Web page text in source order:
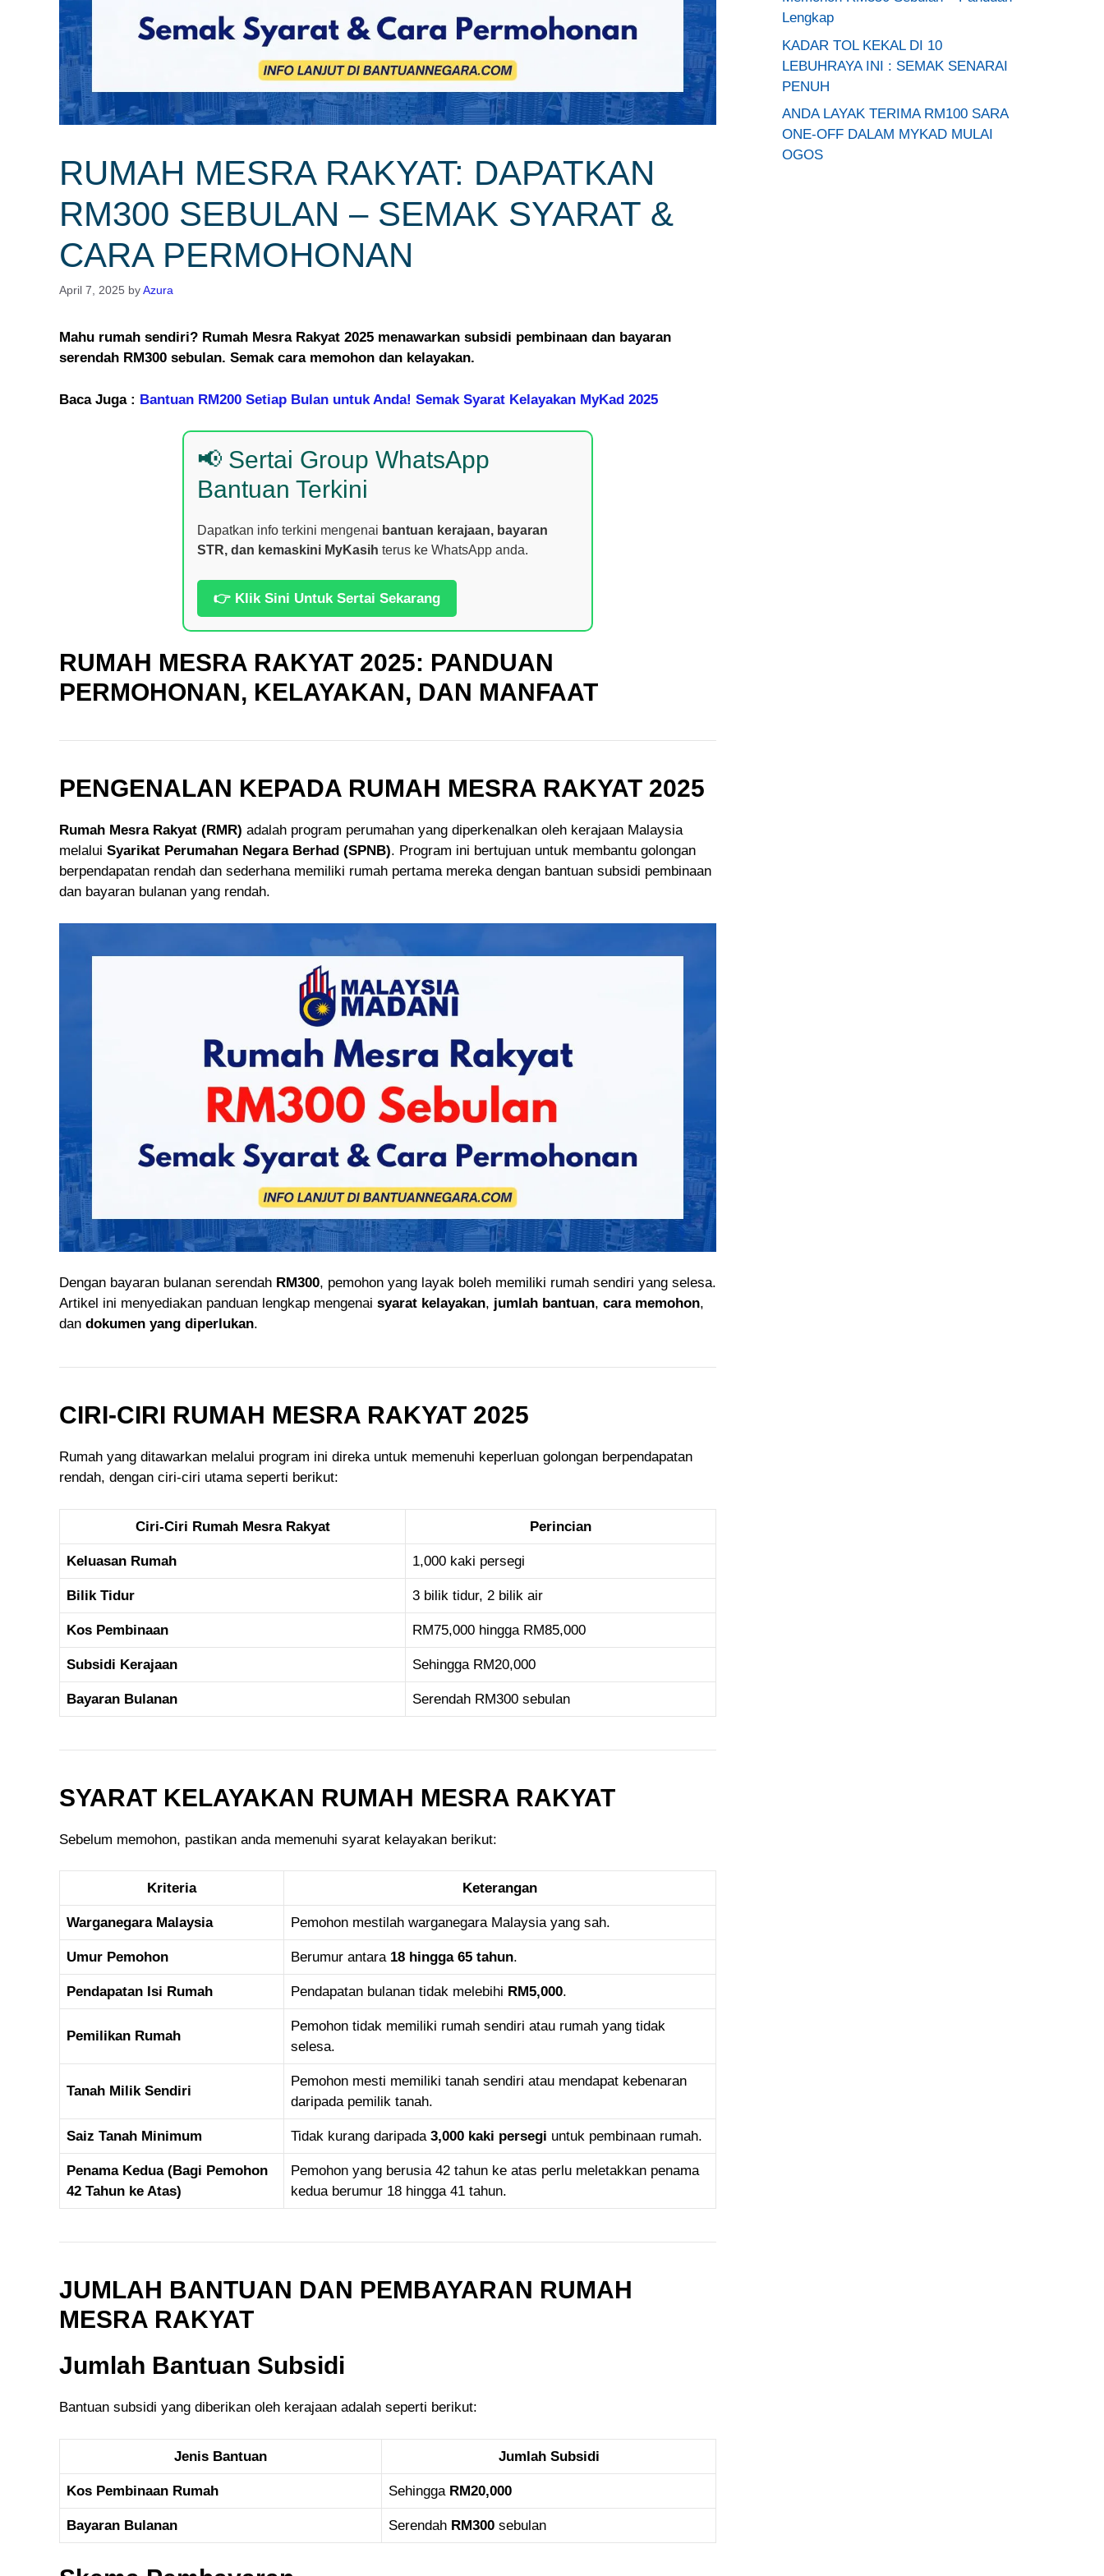
RUMAH MESRA RAKYAT: DAPATKAN
RM300 SEBULAN – SEMAK SYARAT &
CARA PERMOHONAN
April 7, 2025 byAzura
Mahu rumah sendiri? Rumah Mesra Rakyat 2025 menawarkan subsidi pembinaan dan bayaran
serendah RM300 sebulan. Semak cara memohon dan kelayakan.
Baca Juga : Bantuan RM200 Setiap Bulan untuk Anda! Semak Syarat Kelayakan MyKad 2025
📢 Sertai Group WhatsApp
Bantuan Terkini
Dapatkan info terkini mengenai bantuan kerajaan, bayaran
STR, dan kemaskini MyKasih terus ke WhatsApp anda.
👉 Klik Sini Untuk Sertai Sekarang
RUMAH MESRA RAKYAT 2025: PANDUAN
PERMOHONAN, KELAYAKAN, DAN MANFAAT
PENGENALAN KEPADA RUMAH MESRA RAKYAT 2025
Rumah Mesra Rakyat (RMR) adalah program perumahan yang diperkenalkan oleh kerajaan Malaysia
melalui Syarikat Perumahan Negara Berhad (SPNB). Program ini bertujuan untuk membantu golongan
berpendapatan rendah dan sederhana memiliki rumah pertama mereka dengan bantuan subsidi pembinaan
dan bayaran bulanan yang rendah.
Dengan bayaran bulanan serendah RM300, pemohon yang layak boleh memiliki rumah sendiri yang selesa.
Artikel ini menyediakan panduan lengkap mengenai syarat kelayakan, jumlah bantuan, cara memohon,
dan dokumen yang diperlukan.
CIRI-CIRI RUMAH MESRA RAKYAT 2025
Rumah yang ditawarkan melalui program ini direka untuk memenuhi keperluan golongan berpendapatan
rendah, dengan ciri-ciri utama seperti berikut:
Ciri-Ciri Rumah Mesra Rakyat Perincian
Keluasan Rumah 1,000 kaki persegi
Bilik Tidur 3 bilik tidur, 2 bilik air
Kos Pembinaan RM75,000 hingga RM85,000
Subsidi Kerajaan Sehingga RM20,000
Bayaran Bulanan Serendah RM300 sebulan
SYARAT KELAYAKAN RUMAH MESRA RAKYAT
Sebelum memohon, pastikan anda memenuhi syarat kelayakan berikut:
Kriteria Keterangan
Warganegara Malaysia Pemohon mestilah warganegara Malaysia yang sah.
Umur Pemohon Berumur antara 18 hingga 65 tahun.
Pendapatan Isi Rumah Pendapatan bulanan tidak melebihi RM5,000.
Pemilikan Rumah
Pemohon tidak memiliki rumah sendiri atau rumah yang tidak
selesa.
Tanah Milik Sendiri
Pemohon mesti memiliki tanah sendiri atau mendapat kebenaran
daripada pemilik tanah.
Saiz Tanah Minimum Tidak kurang daripada 3,000 kaki persegi untuk pembinaan rumah.
Penama Kedua (Bagi Pemohon
42 Tahun ke Atas)
Pemohon yang berusia 42 tahun ke atas perlu meletakkan penama
kedua berumur 18 hingga 41 tahun.
JUMLAH BANTUAN DAN PEMBAYARAN RUMAH
MESRA RAKYAT
Jumlah Bantuan Subsidi
Bantuan subsidi yang diberikan oleh kerajaan adalah seperti berikut:
Jenis Bantuan Jumlah Subsidi
Kos Pembinaan Rumah Sehingga RM20,000
Bayaran Bulanan Serendah RM300 sebulan
Lengkap
KADAR TOL KEKAL DI 10
LEBUHRAYA INI : SEMAK SENARAI
PENUH
ANDA LAYAK TERIMA RM100 SARA
ONE-OFF DALAM MYKAD MULAI
OGOS